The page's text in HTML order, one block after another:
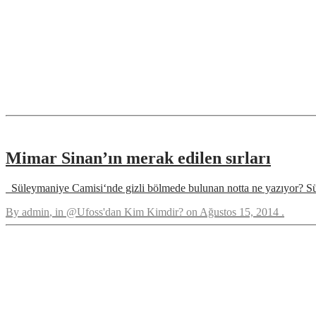
Mimar Sinan’ın merak edilen sırları
Süleymaniye Camisi‘nde gizli bölmede bulunan notta ne yazıyor?
By admin, in @Ufoss'dan Kim Kimdir? on Ağustos 15, 2014 .